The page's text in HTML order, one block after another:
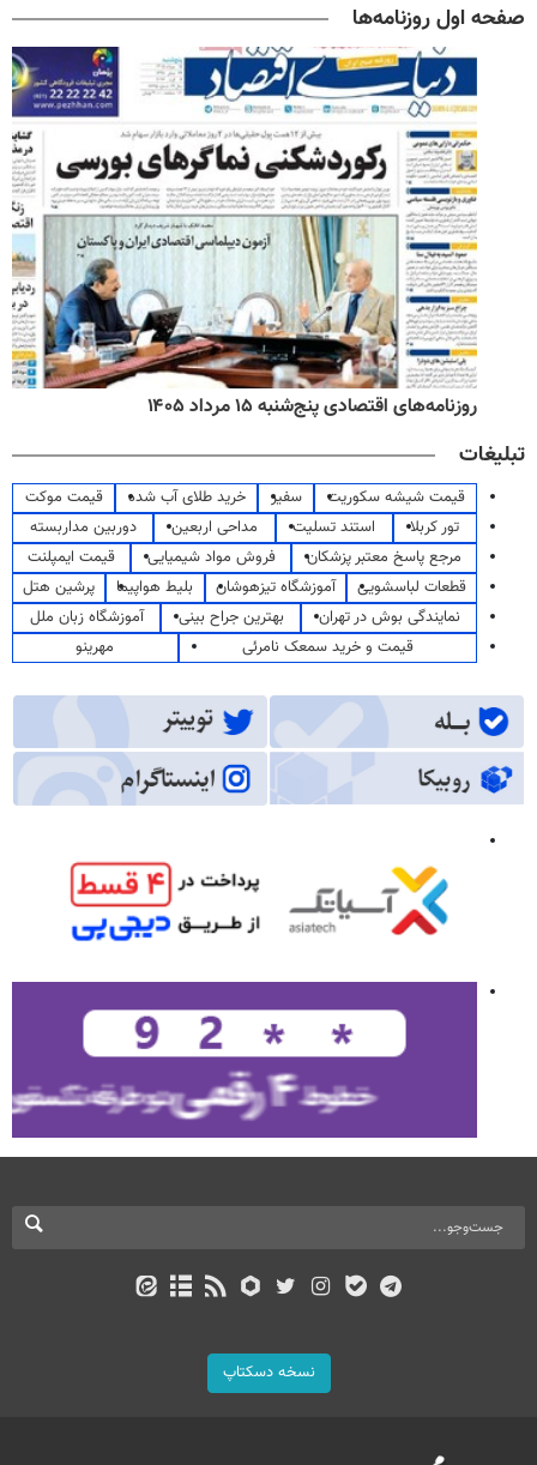
صفحه اول روزنامه‌ها
روزنامه‌های اقتصادی پنج‌شنبه ۱۵ مرداد ۱۴۰۵
تبلیغات
قیمت شیشه سکوریت سفیر خرید طلای آب شده
قیمت موکت
تور کربلا
استند تسلیت مداحی اربعین
دوربین مداربسته
مرجع پاسخ معتبر پزشکان
فروش مواد شیمیایی
قیمت ایمپلنت
قطعات لباسشویی
آموزشگاه تیزهوشان بلیط هواپیما
پرشین هتل
نمایندگی بوش در تهران
بهترین جراح بینی
آموزشگاه زبان ملل
قیمت و خرید سمعک نامرئی
مهرینو
نسخه دسکتاپ